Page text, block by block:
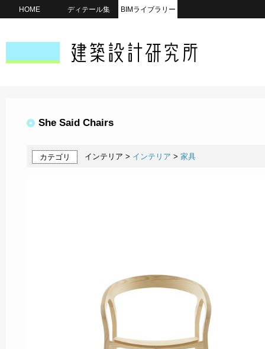
HOME ディテール集 BIMライブラリー
She Said Chairs
カテゴリ インテリア > インテリア >家具